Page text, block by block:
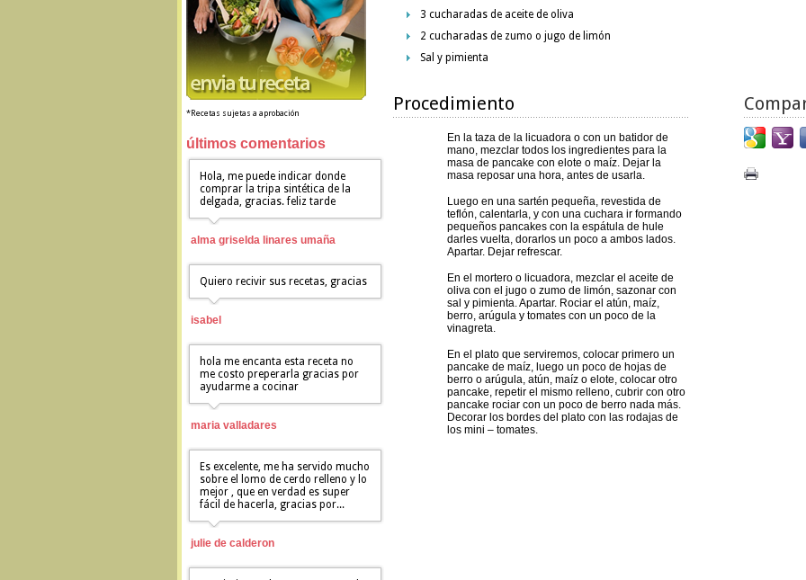
*Recetas sujetas a aprobación
últimos comentarios
Hola, me puede indicar donde
comprar la tripa sintética de la
delgada, gracias. feliz tarde
alma griselda linares umaña
Quiero recivir sus recetas, gracias
isabel
hola me encanta esta receta no
me costo preperarla gracias por
ayudarme a cocinar
maria valladares
Es excelente, me ha servido mucho
sobre el lomo de cerdo relleno y lo
mejor , que en verdad es super
fácil de hacerla, gracias por...
julie de calderon
3 cucharadas de aceite de oliva
2 cucharadas de zumo o jugo de limón
Sal y pimienta
Procedimiento
En la taza de la licuadora o con un batidor de
mano, mezclar todos los ingredientes para la
masa de pancake con elote o maíz. Dejar la
masa reposar una hora, antes de usarla.
Luego en una sartén pequeña, revestida de
teflón, calentarla, y con una cuchara ir formando
pequeños pancakes con la espátula de hule
darles vuelta, dorarlos un poco a ambos lados.
Apartar. Dejar refrescar.
En el mortero o licuadora, mezclar el aceite de
oliva con el jugo o zumo de limón, sazonar con
sal y pimienta. Apartar. Rociar el atún, maíz,
berro, arúgula y tomates con un poco de la
vinagreta.
En el plato que serviremos, colocar primero un
pancake de maíz, luego un poco de hojas de
berro o arúgula, atún, maíz o elote, colocar otro
pancake, repetir el mismo relleno, cubrir con otro
pancake rociar con un poco de berro nada más.
Decorar los bordes del plato con las rodajas de
los mini – tomates.